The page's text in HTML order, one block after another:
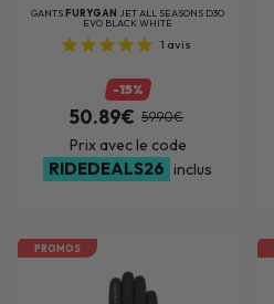
GANTSFURYGAN JET ALL SEASONS D3O
EVO BLACK WHITE
1 avis
-15%
50.89€ 59.90€
Prix avec le code
RIDEDEALS26 inclus
PROMOS